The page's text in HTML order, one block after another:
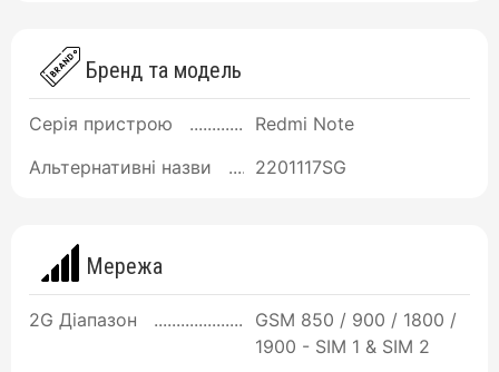
Бренд та модель
Серія пристрою
Redmi Note
Альтернативні назви
2201117SG
Мережа
2G Діапазон
GSM 850 / 900 / 1800 /
1900 - SIM 1 & SIM 2